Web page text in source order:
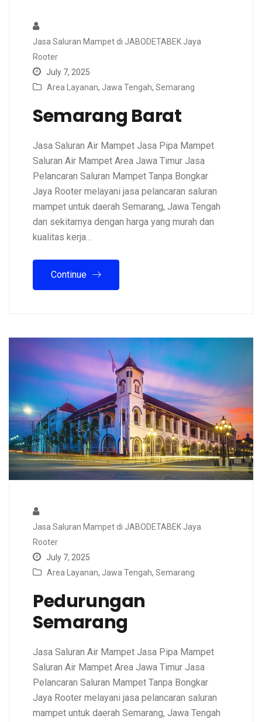
Jasa Saluran Mampet di JABODETABEK Jaya
Rooter
July 7, 2025
Area Layanan, Jawa Tengah, Semarang
Semarang Barat
Jasa Saluran Air Mampet Jasa Pipa Mampet
Saluran Air Mampet Area Jawa Timur Jasa
Pelancaran Saluran Mampet Tanpa Bongkar
Jaya Rooter melayani jasa pelancaran saluran
mampet untuk daerah Semarang, Jawa Tengah
dan sekitarnya dengan harga yang murah dan
kualitas kerja…
Continue
Jasa Saluran Mampet di JABODETABEK Jaya
Rooter
July 7, 2025
Area Layanan, Jawa Tengah, Semarang
Pedurungan
Semarang
Jasa Saluran Air Mampet Jasa Pipa Mampet
Saluran Air Mampet Area Jawa Timur Jasa
Pelancaran Saluran Mampet Tanpa Bongkar
Jaya Rooter melayani jasa pelancaran saluran
mampet untuk daerah Semarang, Jawa Tengah